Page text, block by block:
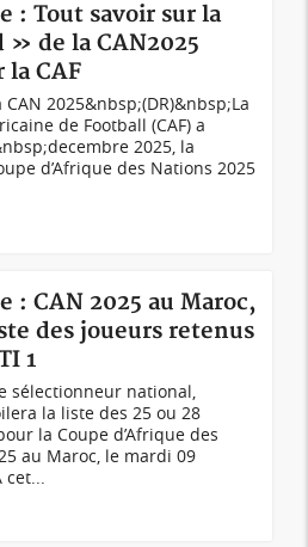
: Tout savoir sur la
» de la CAN2025
CAF
2025&nbsp;(DR)&nbsp;La
de Football (CAF) a
2025, la
d’Afrique des Nations 2025
: CAN 2025 au Maroc,
des joueurs retenus
1
sélectionneur national,
la liste des 25 ou 28
la Coupe d’Afrique des
au Maroc, le mardi 09
cet...